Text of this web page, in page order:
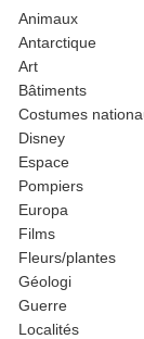
Animaux
Antarctique
Art
Bâtiments
Costumes
Disney
Espace
Pompiers
Europa
Films
Fleurs/plantes
Géologi
Guerre
Localités